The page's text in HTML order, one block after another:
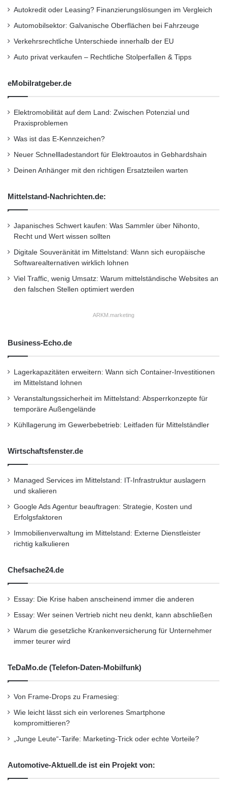
Autokredit oder Leasing? Finanzierungslösungen im Vergleich
Automobilsektor: Galvanische Oberflächen bei Fahrzeuge
Verkehrsrechtliche Unterschiede innerhalb der EU
Auto privat verkaufen – Rechtliche Stolperfallen & Tipps
eMobilratgeber.de
Elektromobilität auf dem Land: Zwischen Potenzial und
Praxisproblemen
Was ist das E-Kennzeichen?
Neuer Schnellladestandort für Elektroautos in Gebhardshain
Deinen Anhänger mit den richtigen Ersatzteilen warten
Mittelstand-Nachrichten.de:
Japanisches Schwert kaufen: Was Sammler über Nihonto,
Recht und Wert wissen sollten
Digitale Souveränität im Mittelstand: Wann sich europäische
Softwarealternativen wirklich lohnen
Viel Traffic, wenig Umsatz: Warum mittelständische Websites an
den falschen Stellen optimiert werden
ARKM.marketing
Business-Echo.de
Lagerkapazitäten erweitern: Wann sich Container-Investitionen
im Mittelstand lohnen
Veranstaltungssicherheit im Mittelstand: Absperrkonzepte für
temporäre Außengelände
Kühllagerung im Gewerbebetrieb: Leitfaden für Mittelständler
Wirtschaftsfenster.de
Managed Services im Mittelstand: IT-Infrastruktur auslagern
und skalieren
Google Ads Agentur beauftragen: Strategie, Kosten und
Erfolgsfaktoren
Immobilienverwaltung im Mittelstand: Externe Dienstleister
richtig kalkulieren
Chefsache24.de
Essay: Die Krise haben anscheinend immer die anderen
Essay: Wer seinen Vertrieb nicht neu denkt, kann abschließen
Warum die gesetzliche Krankenversicherung für Unternehmer
immer teurer wird
TeDaMo.de (Telefon-Daten-Mobilfunk)
Von Frame-Drops zu Framesieg:
Wie leicht lässt sich ein verlorenes Smartphone
kompromittieren?
„Junge Leute“-Tarife: Marketing-Trick oder echte Vorteile?
Automotive-Aktuell.de ist ein Projekt von: